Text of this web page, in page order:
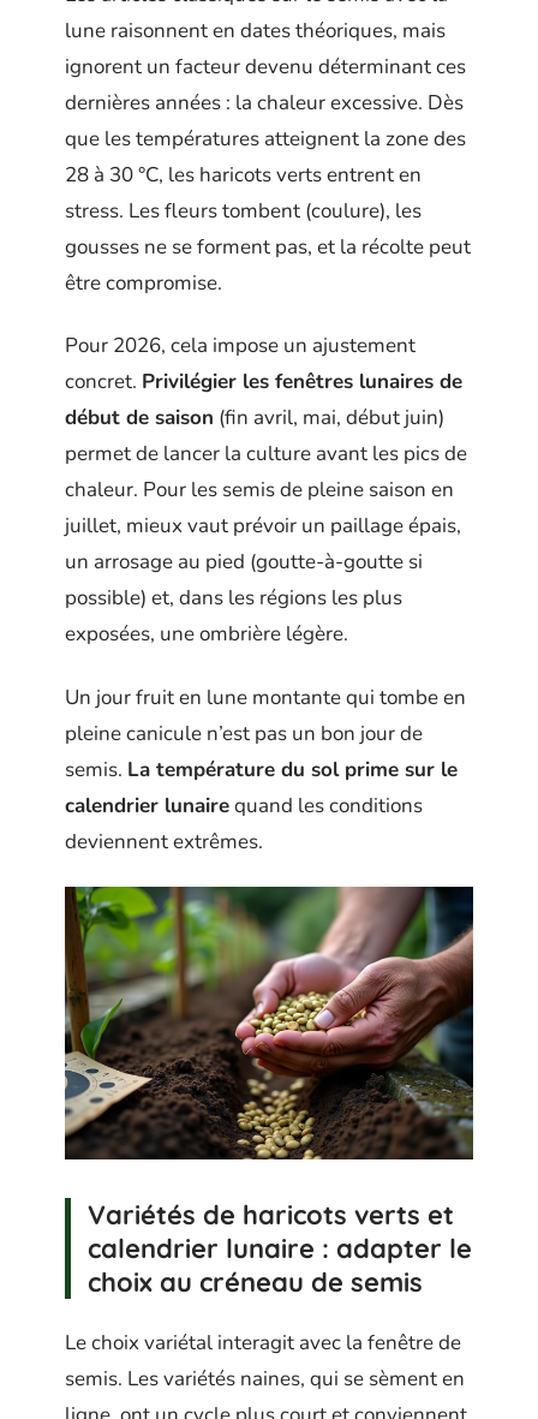
lune raisonnent en dates théoriques, mais
ignorent un facteur devenu déterminant ces
dernières années : la chaleur excessive. Dès
que les températures atteignent la zone des
28 à 30 °C, les haricots verts entrent en
stress. Les fleurs tombent (coulure), les
gousses ne se forment pas, et la récolte peut
être compromise.
Pour 2026, cela impose un ajustement
concret. Privilégier les fenêtres lunaires de
début de saison (fin avril, mai, début juin)
permet de lancer la culture avant les pics de
chaleur. Pour les semis de pleine saison en
juillet, mieux vaut prévoir un paillage épais,
un arrosage au pied (goutte-à-goutte si
possible) et, dans les régions les plus
exposées, une ombrière légère.
Un jour fruit en lune montante qui tombe en
pleine canicule n’est pas un bon jour de
semis. La température du sol prime sur le
calendrier lunairequand les conditions
deviennent extrêmes.
Variétés de haricots verts et
calendrier lunaire : adapter le
choix au créneau de semis
Le choix variétal interagit avec la fenêtre de
semis. Les variétés naines, qui se sèment en